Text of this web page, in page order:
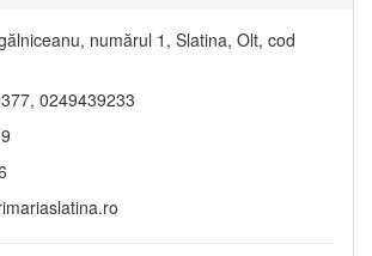
numărul 1, Slatina, Olt, cod
0249439233